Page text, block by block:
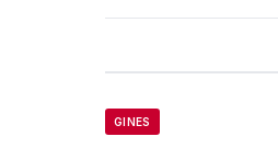
GINES